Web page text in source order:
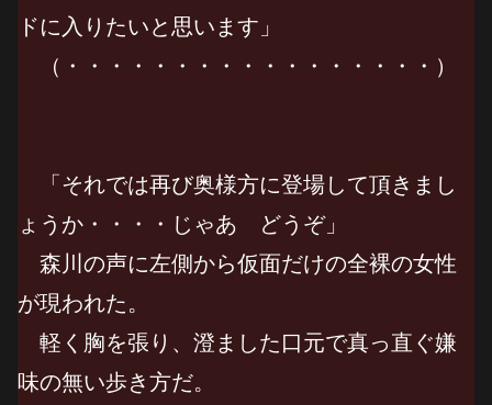
ドに入りたいと思います」
（・・・・・・・・・・・・・・・・・）
「それでは再び奥様方に登場して頂きまし
ょうか・・・・じゃあ どうぞ」
森川の声に左側から仮面だけの全裸の女性
が現われた。
軽く胸を張り、澄ました口元で真っ直ぐ嫌
味の無い歩き方だ。